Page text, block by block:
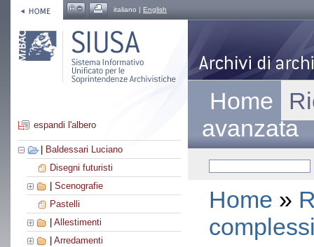
italiano | English
espandi l'albero
Baldessari Luciano
Disegni futuristi
Scenografie
Pastelli
Allestimenti
Arredamenti
Home
avanzata
Home »